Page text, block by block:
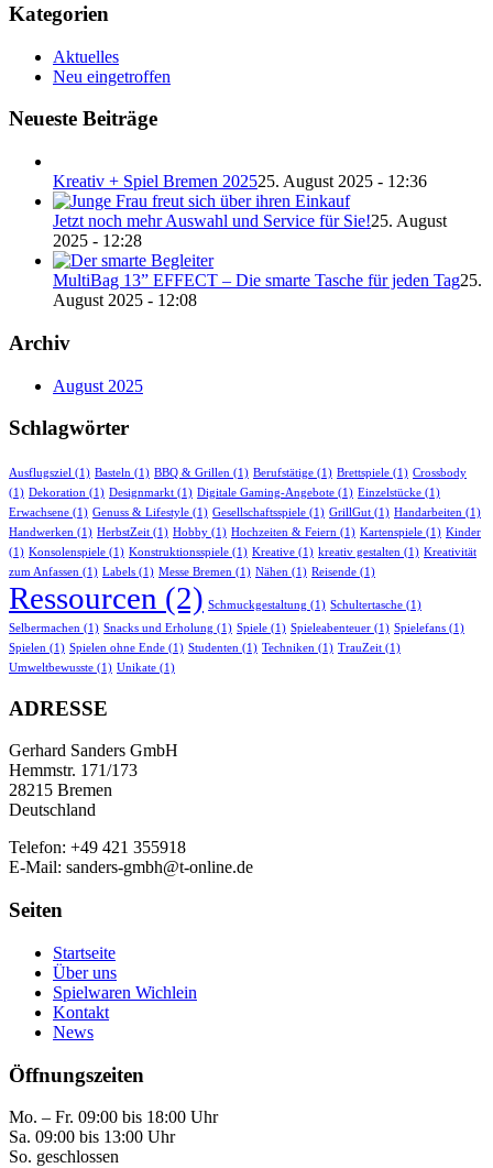
Kategorien
Aktuelles
Neu eingetroffen
Neueste Beiträge
Kreativ + Spiel Bremen 202525. August 2025 - 12:36
Jetzt noch mehr Auswahl und Service für Sie!25. August
2025 - 12:28
MultiBag 13” EFFECT – Die smarte Tasche für jeden Tag25.
August 2025 - 12:08
Archiv
August 2025
Schlagwörter
Ausflugsziel (1) Basteln (1) BBQ & Grillen (1) Berufstätige (1) Brettspiele (1) Crossbody
(1) Dekoration (1) Designmarkt (1) Digitale Gaming-Angebote (1) Einzelstücke (1)
Erwachsene (1) Genuss & Lifestyle (1) Gesellschaftsspiele (1) GrillGut (1) Handarbeiten (1)
Handwerken (1) HerbstZeit (1) Hobby (1) Hochzeiten & Feiern (1) Kartenspiele (1) Kinder
(1) Konsolenspiele (1) Konstruktionsspiele (1) Kreative (1) kreativ gestalten (1) Kreativität
zum Anfassen (1) Labels (1) Messe Bremen (1) Nähen (1) Reisende (1)
Ressourcen (2) Schmuckgestaltung (1) Schultertasche (1)
Selbermachen (1) Snacks und Erholung (1) Spiele (1) Spieleabenteuer (1) Spielefans (1)
Spielen (1) Spielen ohne Ende (1) Studenten (1) Techniken (1) TrauZeit (1)
Umweltbewusste (1) Unikate (1)
ADRESSE
Gerhard Sanders GmbH
Hemmstr. 171/173
28215 Bremen
Deutschland
Telefon: +49 421 355918
E-Mail: sanders-gmbh@t-online.de
Seiten
Startseite
Über uns
Spielwaren Wichlein
Kontakt
News
Öffnungszeiten
Mo. – Fr. 09:00 bis 18:00 Uhr
Sa. 09:00 bis 13:00 Uhr
So. geschlossen